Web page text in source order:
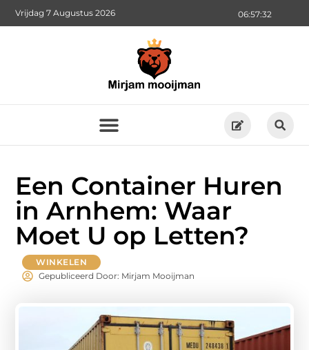
06:57:33
Vrijdag 7 Augustus 2026
Een Container Huren
in Arnhem: Waar
Moet U op Letten?
WINKELEN
Gepubliceerd Door: Mirjam Mooijman